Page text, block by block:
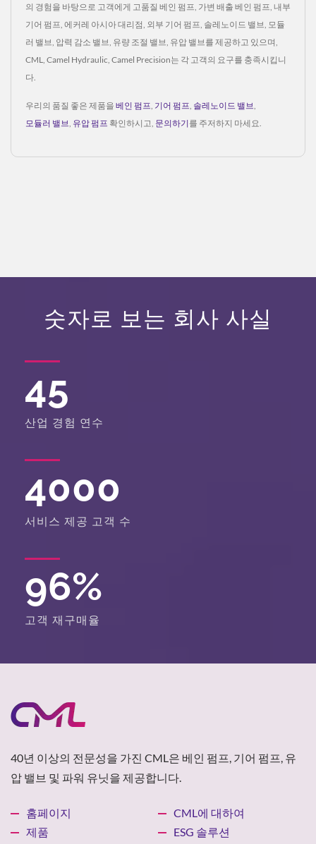
의 경험을 바탕으로 고객에게 고품질 베인 펌프, 가변 배출 베인 펌프, 내부
기어 펌프, 에커레 아시아 대리점, 외부 기어 펌프, 솔레노이드 밸브, 모듈
러 밸브, 압력 감소 밸브, 유량 조절 밸브, 유압 밸브를 제공하고 있으며,
CML, Camel Hydraulic, Camel Precision는 각 고객의 요구를 충족시킵니
다.
우리의 품질 좋은 제품을 베인 펌프 기어 펌프 솔레노이드 밸브
모듈러 밸브 유압 펌프 확인하시고, 문의하기를 주저하지 마세요.
숫자로 보는 회사 사실
45
산업 경험 연수
4000
서비스 제공 고객 수
96%
고객 재구매율
40년 이상의 전문성을 가진 CML은 베인 펌프, 기어 펌프, 유
압 밸브 및 파워 유닛을 제공합니다.
홈페이지
CML에 대하여
제품
ESG 솔루션